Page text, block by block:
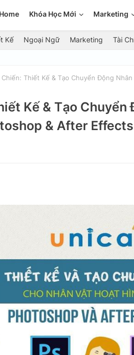
Home Khóa Học Mới Marketing
Kế Ngoại Ngữ Marketing Tài
Chiến: Thiết Kế & Tạo Chuyển Động
Kế & Tạo Chuyển
& After